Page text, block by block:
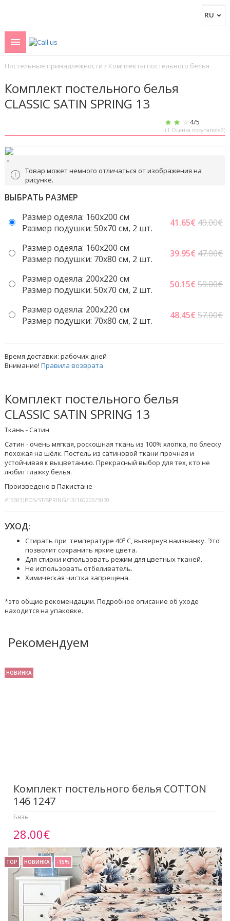
Постельные принадлежности / Комплекты постельного белья
Комплект постельного белья
CLASSIC SATIN SPRING 13
4/5
(1 Оценка покупателей)
Товар может немного отличаться от изображения на
рисунке.
ВЫБРАТЬ РАЗМЕР
Размер одеяла: 160x200 см
Размер подушки: 50x70 cм, 2 шт.
41.65€ 49.00€
Размер одеяла: 160x200 см
Размер подушки: 70x80 см, 2 шт.
39.95€ 47.00€
Размер одеяла: 200x220 cм
Размер подушки: 50x70 cм, 2 шт.
50.15€ 59.00€
Размер одеяла: 200x220 cм
Размер подушки: 70x80 см, 2 шт.
48.45€ 57.00€
Время доставки:рабочих дней
Внимание!Правила возврата
Комплект постельного белья
CLASSIC SATIN SPRING 13
Ткань - Сатин
Сатин - очень мягкая, роскошная ткань из 100% хлопка, по блеску
похожая на шёлк. Постель из сатиновой ткани прочная и
устойчивая к выцветанию. Прекрасный выбор для тех, кто не
любит глажку белья.
Произведено в Пакистане
#[S503]POS/ST/SPRING/13/160200/5070
УХОД:
Стирать при температуре 40o C, вывернув наизнанку. Это
позволит сохранить яркие цвета.
Для стирки использовать режим для цветных тканей.
Не использовать отбеливатель.
Химическая чистка запрещена.
*это общие рекомендации. Подробное описание об уходе
находится на упаковке.
Рекомендуем
НОВИНКА
Комплект постельного белья COTTON
146 1247
Бязь
28.00€
TOP НОВИНКА -15%